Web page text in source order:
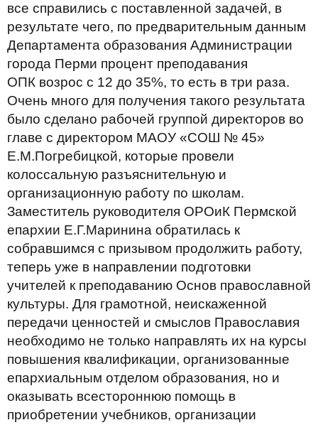
все справились с поставленной задачей, в
результате чего, по предварительным данным
Департамента образования Администрации
города Перми процент преподавания
ОПК возрос с 12 до 35%, то есть в три раза.
Очень много для получения такого результата
было сделано рабочей группой директоров во
главе с директором МАОУ «СОШ № 45»
Е.М.Погребицкой, которые провели
колоссальную разъяснительную и
организационную работу по школам.
Заместитель руководителя ОРОиК Пермской
епархии Е.Г.Маринина обратилась к
собравшимся с призывом продолжить работу,
теперь уже в направлении подготовки
учителей к преподаванию Основ православной
культуры. Для грамотной, неискаженной
передачи ценностей и смыслов Православия
необходимо не только направлять их на курсы
повышения квалификации, организованные
епархиальным отделом образования, но и
оказывать всестороннюю помощь в
приобретении учебников, организации